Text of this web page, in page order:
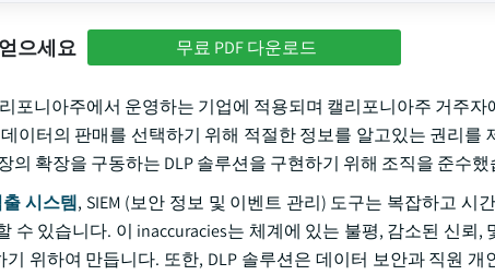
으세요 무료 PDF 다운로드
포니아주에서 운영하는 기업에 적용되며 캘리포니아주 거주자
이터의 판매를 선택하기 위해 적절한 정보를 알고있는 권리를
확장을 구동하는 DLP 솔루션을 구현하기 위해 조직을 준수했
시스템, SIEM (보안 정보 및 이벤트 관리) 도구는 복잡하고 시
수 있습니다. 이 inaccuracies는 체계에 있는 불평, 감소된 신뢰,
위하여 만듭니다. 또한, DLP 솔루션은 데이터 보안과 직원 개